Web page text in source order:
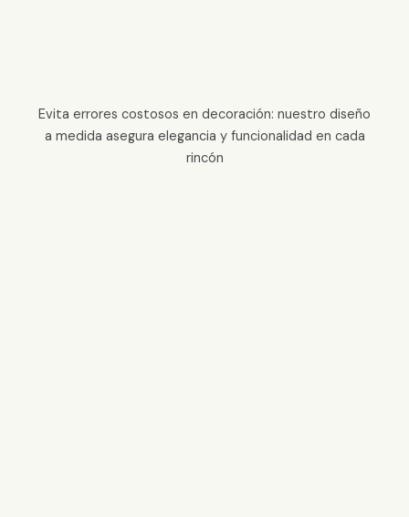
Evita errores costosos en decoración: nuestro diseño
a medida asegura elegancia y funcionalidad en cada
rincón